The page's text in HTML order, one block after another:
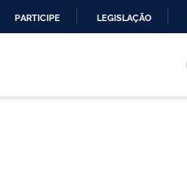
PARTICIPE LEGISLAÇÃO